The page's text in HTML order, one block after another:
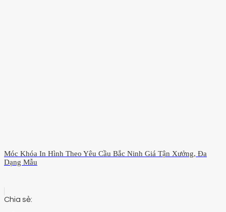
Móc Khóa In Hình Theo Yêu Cầu Bắc Ninh Giá Tận Xưởng, Đa
Dạng Mẫu